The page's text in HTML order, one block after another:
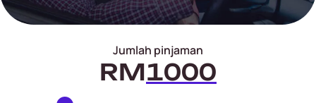
Jumlah pinjaman
RM